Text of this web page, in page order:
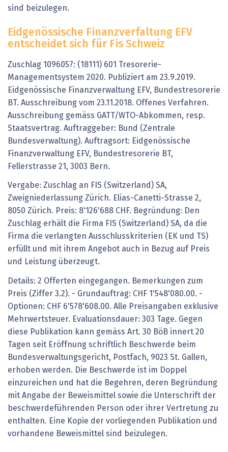
sind beizulegen.
Eidgenössische Finanzverfaltung EFV
entscheidet sich für Fis Schweiz
Zuschlag 1096057: (18111) 601 Tresorerie-
Managementsystem 2020. Publiziert am 23.9.2019.
Eidgenössische Finanzverwaltung EFV, Bundestresorerie
BT. Ausschreibung vom 23.11.2018. Offenes Verfahren.
Ausschreibung gemäss GATT/WTO-Abkommen, resp.
Staatsvertrag. Auftraggeber: Bund (Zentrale
Bundesverwaltung). Auftragsort: Eidgenössische
Finanzverwaltung EFV, Bundestresorerie BT,
Fellerstrasse 21, 3003 Bern.
Vergabe: Zuschlag an FIS (Switzerland) SA,
Zweigniederlassung Zürich. Elias-Canetti-Strasse 2,
8050 Zürich. Preis: 8'126'688 CHF. Begründung: Den
Zuschlag erhält die Firma FIS (Switzerland) SA, da die
Firma die verlangten Ausschlusskriterien (EK und TS)
erfüllt und mit ihrem Angebot auch in Bezug auf Preis
und Leistung überzeugt.
Details: 2 Offerten eingegangen. Bemerkungen zum
Preis (Ziffer 3.2). - Grundauftrag: CHF 1'548'080.00. -
Optionen: CHF 6'578'608.00. Alle Preisangaben exklusive
Mehrwertsteuer. Evaluationsdauer: 303 Tage. Gegen
diese Publikation kann gemäss Art. 30 BöB innert 20
Tagen seit Eröffnung schriftlich Beschwerde beim
Bundesverwaltungsgericht, Postfach, 9023 St. Gallen,
erhoben werden. Die Beschwerde ist im Doppel
einzureichen und hat die Begehren, deren Begründung
mit Angabe der Beweismittel sowie die Unterschrift der
beschwerdeführenden Person oder ihrer Vertretung zu
enthalten. Eine Kopie der vorliegenden Publikation und
vorhandene Beweismittel sind beizulegen.